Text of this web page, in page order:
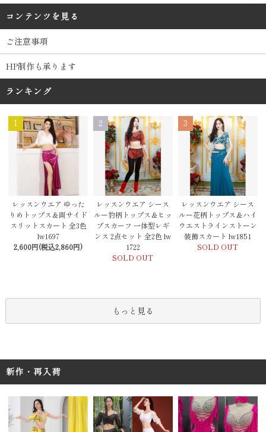
コンテンツを見る
ご注意事項
HP制作も承ります
ランキング
1
レッスンウエア ゆった
りめトップス＆両サイド
スリットスカート 全3色
lw1697
2,600円(税込2,860円)
2
レッスンウエア シース
ルー豹柄トップス＆ヒッ
プスカーフ 一体型レギ
ンス 2点セット 全2色 lw
1722
SOLD OUT
3
レッスンウエア シース
ルー花柄トップス＆ハイ
ウエストラインストーン
装飾スカート lw1851
SOLD OUT
もっと見る
新作・再入荷